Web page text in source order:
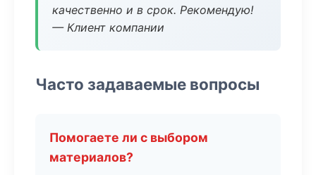
качественно и в срок. Рекомендую!
— Клиент компании
Часто задаваемые вопросы
Помогаете ли с выбором
материалов?